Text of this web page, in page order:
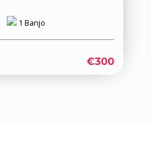
1 Banjo
€300